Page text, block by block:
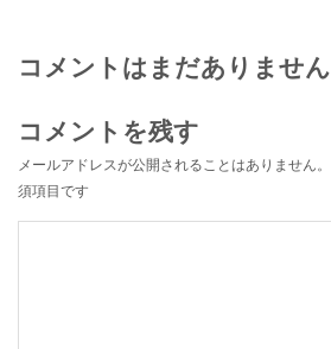
コメントはまだありません
コメントを残す
メールアドレスが公開されることはありません。
須項目です